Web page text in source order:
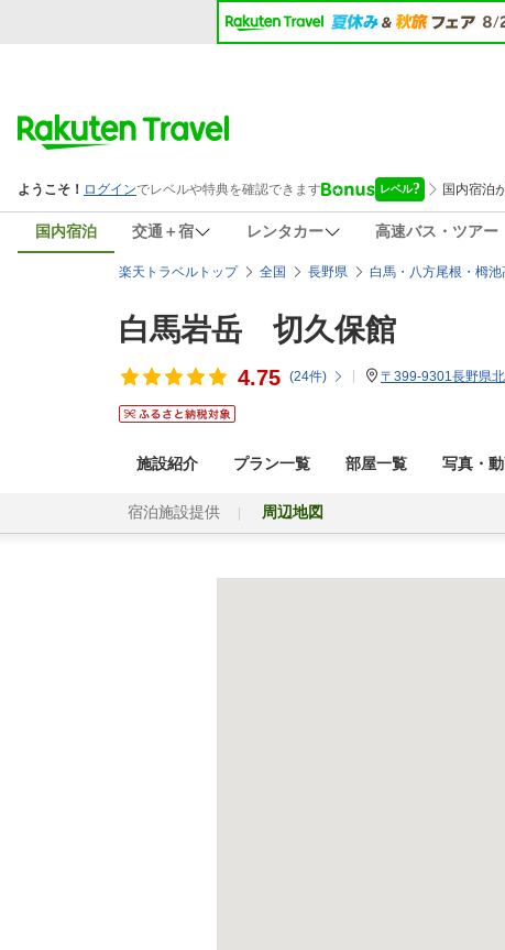
国内宿泊 交通＋宿 レンタカー 高速バス・ツアー
楽天トラベルトップ 全国 長野県 白馬・八方尾根・栂
白馬岩岳 切久保館
4.75 (24件) 〒399-9301長野県
施設紹介 プラン一覧 部屋一覧 写真・
宿泊施設提供 周辺地図